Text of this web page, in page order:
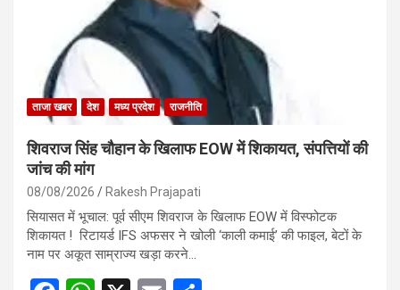
p
ताजा खबर देश मध्य प्रदेश राजनीति
शिवराज सिंह चौहान के खिलाफ EOW में शिकायत, संपत्तियों की
जांच की मांग
08/08/2026 Rakesh Prajapati
सियासत में भूचाल: पूर्व सीएम शिवराज के खिलाफ EOW में विस्फोटक
शिकायत ! रिटायर्ड IFS अफसर ने खोली ‘काली कमाई’ की फाइल, बेटों के
नाम पर अकूत साम्राज्य खड़ा करने…